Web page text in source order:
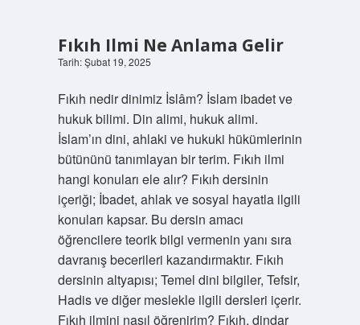
Fıkıh Ilmi Ne Anlama Gelir
Tarih: Şubat 19, 2025
Fıkıh nedir dinimiz İslâm? İslam ibadet ve
hukuk bilimi. Din alimi, hukuk alimi.
İslam’ın dini, ahlaki ve hukuki hükümlerinin
bütününü tanımlayan bir terim. Fıkıh ilmi
hangi konuları ele alır? Fıkıh dersinin
içeriği; İbadet, ahlak ve sosyal hayatla ilgili
konuları kapsar. Bu dersin amacı
öğrencilere teorik bilgi vermenin yanı sıra
davranış becerileri kazandırmaktır. Fıkıh
dersinin altyapısı; Temel dini bilgiler, Tefsir,
Hadis ve diğer meslekle ilgili dersleri içerir.
Fıkıh ilmini nasıl öğrenirim? Fıkıh, dindar